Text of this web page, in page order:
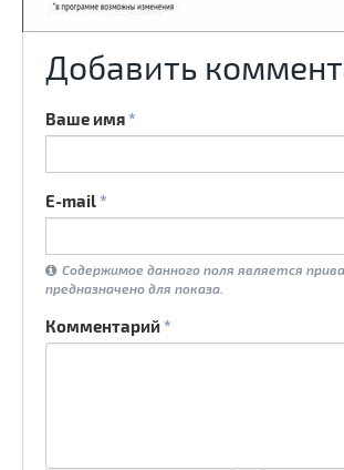
Добавить
Ваше имя*
E-mail*
Содержимое данного поля является
предназначено для показа.
Комментарий*